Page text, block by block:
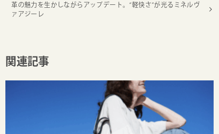
革の魅力を生かしながらアップデート。“軽快さ”が光るミネルヴ
ァアジーレ
関連記事